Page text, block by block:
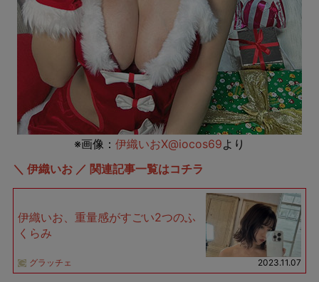
※画像： 伊織いおX@iocos69より
＼ 伊織いお ／ 関連記事一覧はコチラ
伊織いお、重量感がすごい2つのふ
くらみ
グラッチェ 2023.11.07